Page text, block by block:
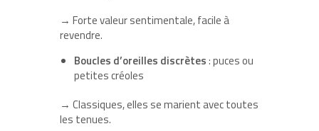
→ Forte valeur sentimentale, facile à
revendre.
Boucles d’oreilles discrètes: puces ou
petites créoles
→ Classiques, elles se marient avec toutes
les tenues.